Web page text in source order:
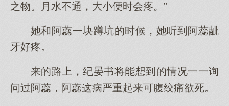
之物。月水不通，大小便时会疼。”
她和阿蕊一块蹲坑的时候，她听到阿蕊龇
牙好疼。
来的路上，纪晏书将能想到的情况一一询
问过阿蕊，阿蕊这病严重起来可腹绞痛欲死。